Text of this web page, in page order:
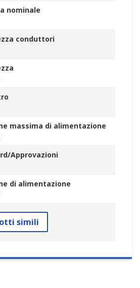
nominale
conduttori
massima di alimentazione
Approvazioni
di alimentazione
simili